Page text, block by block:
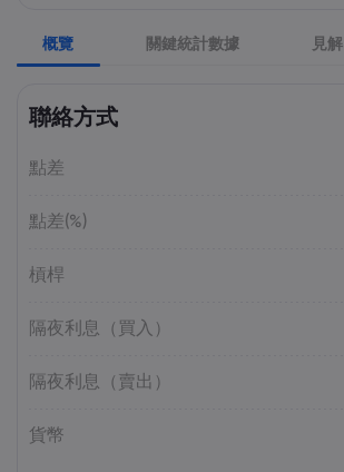
張瑋庭 2026 Jun 13, 00:00
北約安全態勢與美軍部署調整：美歐風險
陳昊然
量增，市場波動趨緩
概覽 關鍵統計數據 見解
聯絡方式
點差
點差(%)
槓桿
隔夜利息（買入）
隔夜利息（賣出）
貨幣